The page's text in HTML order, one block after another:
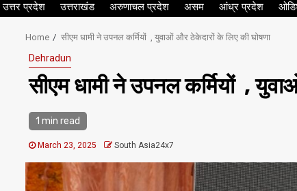
उत्तर प्रदेश उत्तराखंड अरुणाचल प्रदेश असम आंध्र प्रदेश
Home सीएम धामी ने उपनल कर्मियों , युवाओं और ठेकेदारों के लिए की घोषणा
Dehradun
सीएम धामी ने उपनल कर्मियों ,
1 min read
March 23, 2025 South Asia24x7